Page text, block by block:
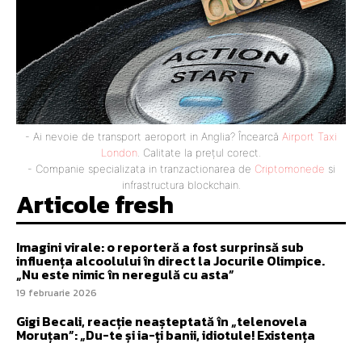
- Ai nevoie de transport aeroport in Anglia? Încearcă Airport Taxi
London . Calitate la prețul corect.
- Companie specializata in tranzactionarea de Criptomonede si
infrastructura blockchain.
Articole fresh
Imagini virale: o reporteră a fost surprinsă sub
influența alcoolului în direct la Jocurile Olimpice.
„Nu este nimic în neregulă cu asta”
19 februarie 2026
Gigi Becali, reacție neașteptată în „telenovela
Moruțan”: „Du-te și ia-ți banii, idiotule! Existența